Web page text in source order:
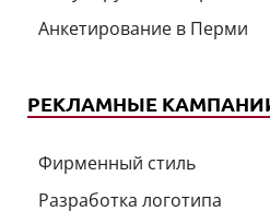
Анкетирование в Перми
РЕКЛАМНЫЕ
Фирменный стиль
Разработка логотипа